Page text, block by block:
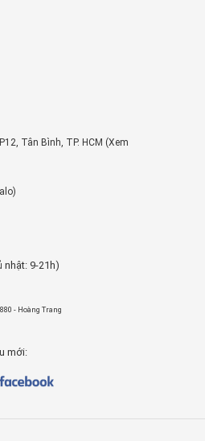
Tân Bình, TP. HCM (Xem
nhật: 9-21h)
- Hoàng Trang
mới: